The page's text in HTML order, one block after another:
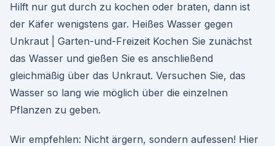
Hilft nur gut durch zu kochen oder braten, dann ist
der Käfer wenigstens gar. Heißes Wasser gegen
Unkraut | Garten-und-Freizeit Kochen Sie zunächst
das Wasser und gießen Sie es anschließend
gleichmäßig über das Unkraut. Versuchen Sie, das
Wasser so lang wie möglich über die einzelnen
Pflanzen zu geben.
Wir empfehlen: Nicht ärgern, sondern aufessen! Hier